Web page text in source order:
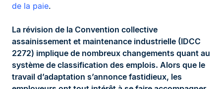
de la paie.
La révision de la Convention collective
assainissement et maintenance industrielle (IDCC
2272) implique de nombreux changements quant au
système de classification des emplois. Alors que le
travail d’adaptation s’annonce fastidieux, les